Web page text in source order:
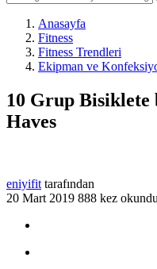
Anasayfa
Fitness
Fitness Trendleri
Ekipman ve
10 Grup
Haves
eniyifit tarafından
20 Mart 2019 888 kez okundu